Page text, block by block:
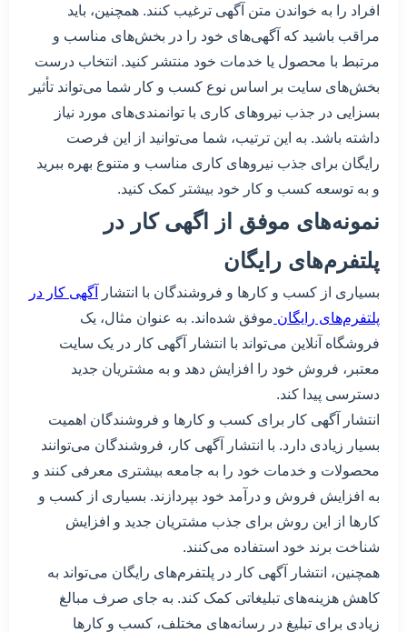
افراد را به خواندن متن آگهی ترغیب کنند. همچنین، باید
مراقب باشید که آگهی‌های خود را در بخش‌های مناسب و
مرتبط با محصول یا خدمات خود منتشر کنید. انتخاب درست
بخش‌های سایت بر اساس نوع کسب و کار شما می‌تواند تأثیر
بسزایی در جذب نیروهای کاری با توانمندی‌های مورد نیاز
داشته باشد. به این ترتیب، شما می‌توانید از این فرصت
رایگان برای جذب نیروهای کاری مناسب و متنوع بهره ببرید
و به توسعه کسب و کار خود بیشتر کمک کنید.
نمونه‌های موفق از اگهی کار در
پلتفرم‌های رایگان
بسیاری از کسب و کارها و فروشندگان با انتشار
آگهی کار در
پلتفرم‌های رایگان موفق شده‌اند. به عنوان مثال، یک
فروشگاه آنلاین می‌تواند با انتشار آگهی کار در یک سایت
معتبر، فروش خود را افزایش دهد و به مشتریان جدید
دسترسی پیدا کند.
انتشار آگهی کار برای کسب و کارها و فروشندگان اهمیت
بسیار زیادی دارد. با انتشار آگهی کار، فروشندگان می‌توانند
محصولات و خدمات خود را به جامعه بیشتری معرفی کنند و
به افزایش فروش و درآمد خود بپردازند. بسیاری از کسب و
کارها از این روش برای جذب مشتریان جدید و افزایش
شناخت برند خود استفاده می‌کنند.
همچنین، انتشار آگهی کار در پلتفرم‌های رایگان می‌تواند به
کاهش هزینه‌های تبلیغاتی کمک کند. به جای صرف مبالغ
زیادی برای تبلیغ در رسانه‌های مختلف، کسب و کارها